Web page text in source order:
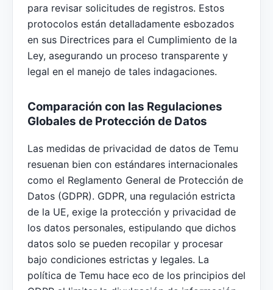
para revisar solicitudes de registros. Estos
protocolos están detalladamente esbozados
en sus Directrices para el Cumplimiento de la
Ley, asegurando un proceso transparente y
legal en el manejo de tales indagaciones.
Comparación con las Regulaciones
Globales de Protección de Datos
Las medidas de privacidad de datos de Temu
resuenan bien con estándares internacionales
como el Reglamento General de Protección de
Datos (GDPR). GDPR, una regulación estricta
de la UE, exige la protección y privacidad de
los datos personales, estipulando que dichos
datos solo se pueden recopilar y procesar
bajo condiciones estrictas y legales. La
política de Temu hace eco de los principios del